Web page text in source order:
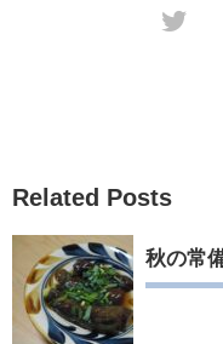
Related Posts
秋の常